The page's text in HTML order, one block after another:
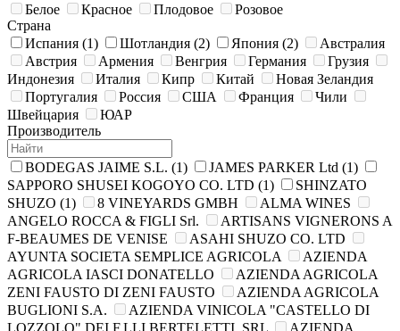
Белое
Красное Плодовое
Розовое
Страна
Испания (1) Шотландия (2) Япония (2)
Австралия
Австрия
Армения Венгрия Германия
Грузия
Индонезия
Италия Кипр Китай
Новая Зеландия
Португалия
Россия США Франция
Чили
Швейцария
ЮАР
Производитель
BODEGAS JAIME S.L. (1) JAMES PARKER Ltd (1)
SAPPORO SHUSEI KOGOYO CO. LTD (1)
SHINZATO
SHUZO (1) 8 VINEYARDS GMBH
ALMA WINES
ANGELO ROCCA & FIGLI Srl.
ARTISANS VIGNERONS A
F-BEAUMES DE VENISE
ASAHI SHUZO CO. LTD
AYUNTA SOCIETA SEMPLICE AGRICOLA
AZIENDA
AGRICOLA IASCI DONATELLO
AZIENDA AGRICOLA
ZENI FAUSTO DI ZENI FAUSTO
AZIENDA AGRIСOLA
BUGLIONI S.A.
AZIENDA VINICOLA "CASTELLO DI
LOZZOLO" DEI F.LLI BERTELETTI, SRL
AZIENDA